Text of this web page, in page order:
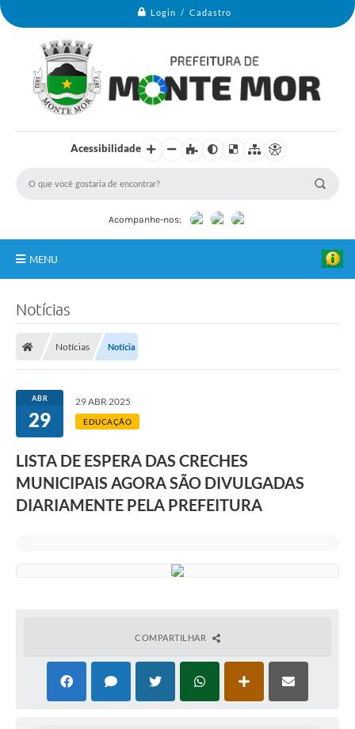
Login / Cadastro
Acessibilidade
Acompanhe-nos:
MENU
Portal do Cidadão
Links Úteis
A Prefeitura
Ouvidoria
Carta de Serviços
Notícias
Notícias Notícia
ABR
29
29 ABR 2025
EDUCAÇÃO
LISTA DE ESPERA DAS CRECHES
MUNICIPAIS AGORA SÃO DIVULGADAS
DIARIAMENTE PELA PREFEITURA
COMPARTILHAR